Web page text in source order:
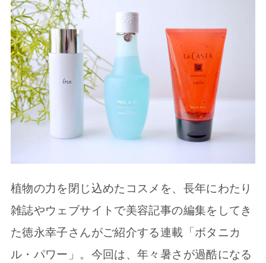
植物の力を閉じ込めたコスメを、長年にわたり
雑誌やウェブサイトで美容記事の編集をしてき
た徳永幸子さんがご紹介する連載「ボタニカ
ル・パワー」。今回は、年々暑さが過酷になる